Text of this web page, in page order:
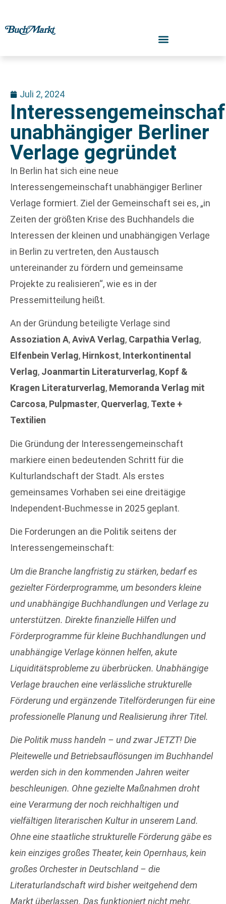
Juli 2, 2024
unabhängiger Berliner
Verlage gegründet
In Berlin hat sich eine neue
Interessengemeinschaft unabhängiger Berliner
Verlage formiert. Ziel der Gemeinschaft sei es, „in
Zeiten der größten Krise des Buchhandels die
Interessen der kleinen und unabhängigen Verlage
in Berlin zu vertreten, den Austausch
untereinander zu fördern und gemeinsame
Projekte zu realisieren“, wie es in der
Pressemitteilung heißt.
An der Gründung beteiligte Verlage sind
Assoziation A,AvivA Verlag, Carpathia Verlag,
Elfenbein Verlag, Hirnkost, Interkontinental
Verlag, Joanmartin Literaturverlag, Kopf &
Kragen Literaturverlag, Memoranda Verlag mit
Carcosa, Pulpmaster, Querverlag, Texte +
Textilien
Die Gründung der Interessengemeinschaft
markiere einen bedeutenden Schritt für die
Kulturlandschaft der Stadt. Als erstes
gemeinsames Vorhaben sei eine dreitägige
Independent-Buchmesse in 2025 geplant.
Die Forderungen an die Politik seitens der
Interessengemeinschaft:
Um die Branche langfristig zu stärken, bedarf es
gezielter Förderprogramme, um besonders kleine
und unabhängige Buchhandlungen und Verlage zu
unterstützen. Direkte finanzielle Hilfen und
Förderprogramme für kleine Buchhandlungen und
unabhängige Verlage können helfen, akute
Liquiditätsprobleme zu überbrücken. Unabhängige
Verlage brauchen eine verlässliche strukturelle
Förderung und ergänzende Titelförderungen für eine
professionelle Planung und Realisierung ihrer Titel.
Die Politik muss handeln – und zwar JETZT! Die
Pleitewelle und Betriebsauflösungen im Buchhandel
werden sich in den kommenden Jahren weiter
beschleunigen. Ohne gezielte Maßnahmen droht
eine Verarmung der noch reichhaltigen und
vielfältigen literarischen Kultur in unserem Land.
Ohne eine staatliche strukturelle Förderung gäbe es
kein einziges großes Theater, kein Opernhaus, kein
großes Orchester in Deutschland – die
Literaturlandschaft wird bisher weitgehend dem
Markt überlassen. Das funktioniert nicht mehr.